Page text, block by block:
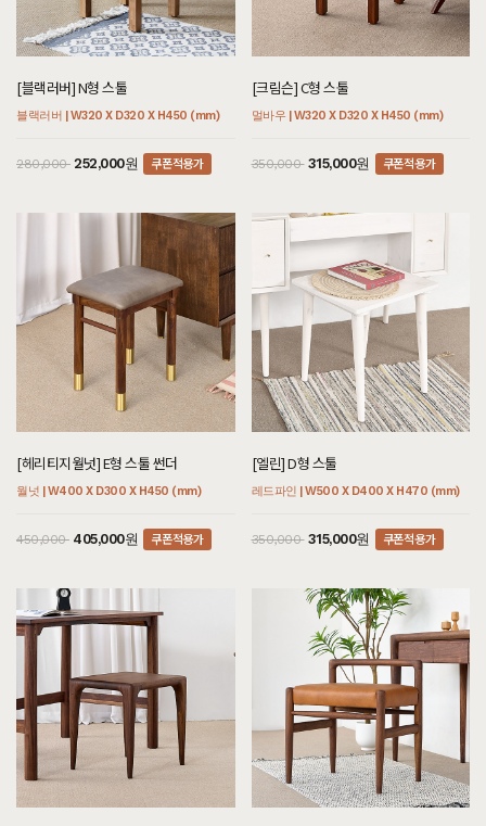
[블랙러버] N형 스툴
블랙러버 | W320 X D320 X H450 (mm)
280,000 252,000원 쿠폰적용가
[크림슨] C형 스툴
멀바우 | W320 X D320 X H450 (mm)
350,000 315,000원 쿠폰적용가
[헤리티지월넛] E형 스툴 썬더
월넛 | W400 X D300 X H450 (mm)
450,000 405,000원 쿠폰적용가
[엘린] D형 스툴
레드파인 | W500 X D400 X H470 (mm)
350,000 315,000원 쿠폰적용가